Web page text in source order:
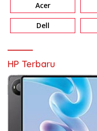
Acer
Dell
HP Terbaru